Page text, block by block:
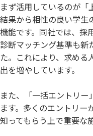
まず活用しているのが「
結果から相性の良い学生
機能です。同社では、採
診断マッチング基準も新
た。これにより、求める
出を増やしています。
また、「一括エントリ
ます。多くのエントリー
知ってもらう上で重要な